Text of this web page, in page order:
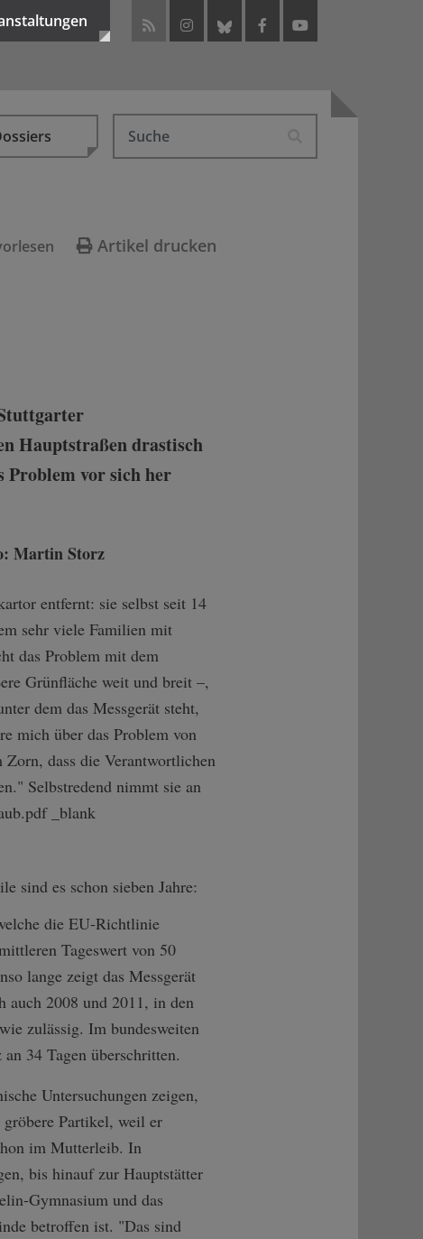
Artikel drucken
Hauptstraßen drastisch
Problem vor sich her
entfernt: sie selbst seit 14
sehr viele Familien mit
das Problem mit dem
Grünfläche weit und breit –,
dem das Messgerät steht,
mich über das Problem von
dass die Verantwortlichen
Selbstredend nimmt sie an
_blank
sind es schon sieben Jahre:
die EU-Richtlinie
Tageswert von 50
lange zeigt das Messgerät
auch 2008 und 2011, in den
zulässig. Im bundesweiten
34 Tagen überschritten.
Untersuchungen zeigen,
gröbere Partikel, weil er
im Mutterleib. In
bis hinauf zur Hauptstätter
Gymnasium und das
betroffen ist. "Das sind